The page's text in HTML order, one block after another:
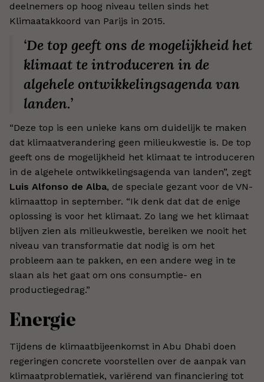
deelnemers op hoog niveau tellen sinds het
Klimaatakkoord van Parijs in 2015.
‘De top geeft ons de mogelijkheid het
klimaat te introduceren in de
algehele ontwikkelingsagenda van
landen.’
“Deze top is een unieke kans om duidelijk te maken
dat klimaatverandering geen milieukwestie is. De top
geeft ons de mogelijkheid het klimaat te introduceren
in de algehele ontwikkelingsagenda van landen”, zegt
Luis Alfonso de Alba, de speciale gezant voor de VN-
klimaattop in september. “Ik denk dat dat de enige
oplossing is voor het klimaat. Zo lang we het klimaat
blijven zien als milieukwestie, bereiken we nooit het
niveau van transformatie dat nodig is om het
probleem aan te pakken, en een andere weg in te
slaan als het gaat om ons consumptie- en
productiegedrag.”
Energie
Tijdens de klimaatbijeenkomst in Abu Dhabi doen
regeringen concrete voorstellen over de aanpak van
klimaatproblematiek, variërend van financiering tot